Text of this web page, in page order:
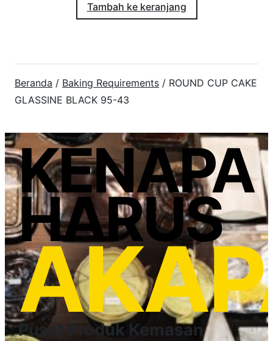
Tambah ke keranjang
Beranda / Baking Requirements / ROUND CUP CAKE
GLASSINE BLACK 95-43
KENAPA
HARUS
Pusat Produk Kemasan